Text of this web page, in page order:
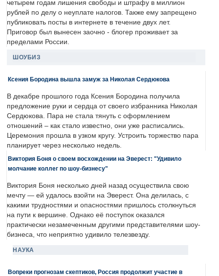
четырем годам лишения свободы и штрафу в миллион
рублей по делу о неуплате налогов. Также ему запрещено
публиковать посты в интернете в течение двух лет.
Приговор был вынесен заочно - блогер проживает за
пределами России.
ШОУБИЗ
Ксения Бородина вышла замуж за Николая Сердюкова
В декабре прошлого года Ксения Бородина получила
предложение руки и сердца от своего избранника Николая
Сердюкова. Пара не стала тянуть с оформлением
отношений – как стало известно, они уже расписались.
Церемония прошла в узком кругу. Устроить торжество пара
планирует через несколько недель.
Виктория Боня о своем восхождении на Эверест: "Удивило
молчание коллег по шоу-бизнесу"
Виктория Боня несколько дней назад осуществила свою
мечту — ей удалось взойти на Эверест. Она делилась, с
какими трудностями и опасностями пришлось столкнуться
на пути к вершине. Однако её поступок оказался
практически незамеченным другими представителями шоу-
бизнеса, что неприятно удивило телезвезду.
НАУКА
Вопреки прогнозам скептиков, Россия продолжит участие в